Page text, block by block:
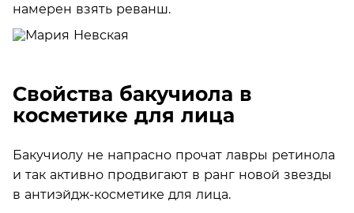
намерен взять реванш.
Свойства бакучиола в
косметике для лица
Бакучиолу не напрасно прочат лавры ретинола
и так активно продвигают в ранг новой звезды
в антиэйдж-косметике для лица.